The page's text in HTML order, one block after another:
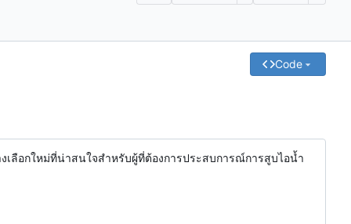
Code
ลือกใหม่ที่น่าสนใจสำหรับผู้ที่ต้องการประสบการณ์การสูบไอน้ำ